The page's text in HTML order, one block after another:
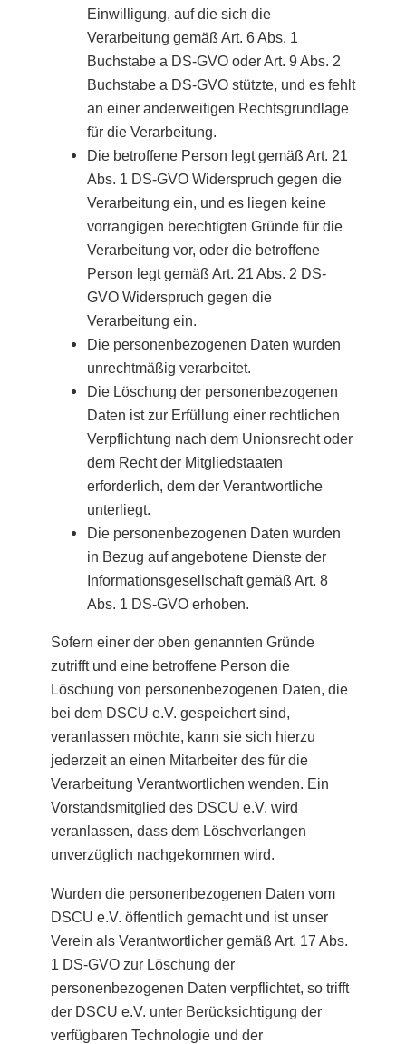
Einwilligung, auf die sich die
Verarbeitung gemäß Art. 6 Abs. 1
Buchstabe a DS-GVO oder Art. 9 Abs. 2
Buchstabe a DS-GVO stützte, und es fehlt
an einer anderweitigen Rechtsgrundlage
für die Verarbeitung.
Die betroffene Person legt gemäß Art. 21
Abs. 1 DS-GVO Widerspruch gegen die
Verarbeitung ein, und es liegen keine
vorrangigen berechtigten Gründe für die
Verarbeitung vor, oder die betroffene
Person legt gemäß Art. 21 Abs. 2 DS-
GVO Widerspruch gegen die
Verarbeitung ein.
Die personenbezogenen Daten wurden
unrechtmäßig verarbeitet.
Die Löschung der personenbezogenen
Daten ist zur Erfüllung einer rechtlichen
Verpflichtung nach dem Unionsrecht oder
dem Recht der Mitgliedstaaten
erforderlich, dem der Verantwortliche
unterliegt.
Die personenbezogenen Daten wurden
in Bezug auf angebotene Dienste der
Informationsgesellschaft gemäß Art. 8
Abs. 1 DS-GVO erhoben.
Sofern einer der oben genannten Gründe
zutrifft und eine betroffene Person die
Löschung von personenbezogenen Daten, die
bei dem DSCU e.V. gespeichert sind,
veranlassen möchte, kann sie sich hierzu
jederzeit an einen Mitarbeiter des für die
Verarbeitung Verantwortlichen wenden. Ein
Vorstandsmitglied des DSCU e.V. wird
veranlassen, dass dem Löschverlangen
unverzüglich nachgekommen wird.
Wurden die personenbezogenen Daten vom
DSCU e.V. öffentlich gemacht und ist unser
Verein als Verantwortlicher gemäß Art. 17 Abs.
1 DS-GVO zur Löschung der
personenbezogenen Daten verpflichtet, so trifft
der DSCU e.V. unter Berücksichtigung der
verfügbaren Technologie und der